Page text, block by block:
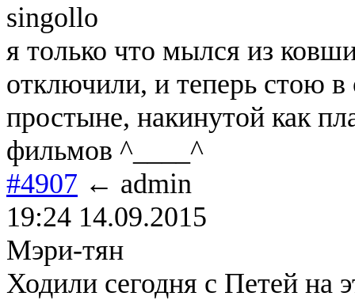
singollo
я только что мылся из
отключили, и теперь стою
простыне, накинутой как
фильмов ^____^
#4907 ← admin
19:24 14.09.2015
Мэри-тян
Ходили сегодня с Петей на